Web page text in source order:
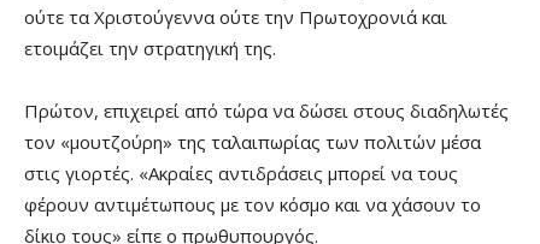
ούτε τα Χριστούγεννα ούτε την Πρωτοχρονιά και
ετοιμάζει την στρατηγική της.
Πρώτον, επιχειρεί από τώρα να δώσει στους διαδηλωτές
τον «μουτζούρη» της ταλαιπωρίας των πολιτών μέσα
στις γιορτές. «Ακραίες αντιδράσεις μπορεί να τους
φέρουν αντιμέτωπους με τον κόσμο και να χάσουν το
δίκιο τους» είπε ο πρωθυπουργός.